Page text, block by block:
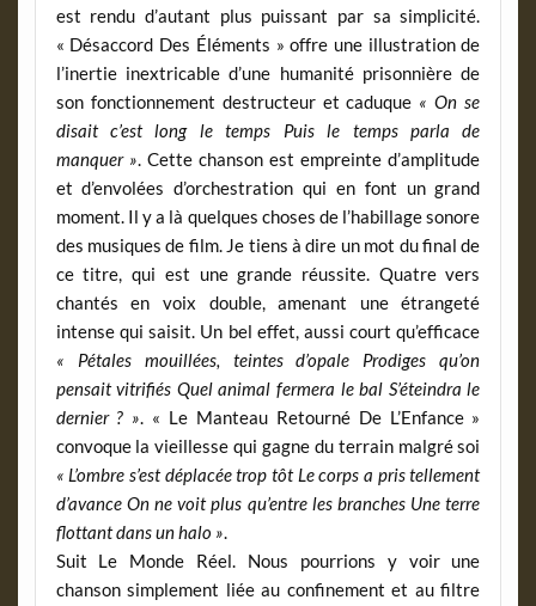
est rendu d’autant plus puissant par sa simplicité.
« Désaccord Des Éléments » offre une illustration de
l’inertie inextricable d’une humanité prisonnière de
son fonctionnement destructeur et caduque « On se
disait c’est long le temps Puis le temps parla de
manquer ». Cette chanson est empreinte d’amplitude
et d’envolées d’orchestration qui en font un grand
moment. Il y a là quelques choses de l’habillage sonore
des musiques de film. Je tiens à dire un mot du final de
ce titre, qui est une grande réussite. Quatre vers
chantés en voix double, amenant une étrangeté
intense qui saisit. Un bel effet, aussi court qu’efficace
« Pétales mouillées, teintes d’opale Prodiges qu’on
pensait vitrifiés Quel animal fermera le bal S’éteindra le
dernier ? ». « Le Manteau Retourné De L’Enfance »
convoque la vieillesse qui gagne du terrain malgré soi
« L’ombre s’est déplacée trop tôt Le corps a pris tellement
d’avance On ne voit plus qu’entre les branches Une terre
flottant dans un halo ».
Suit Le Monde Réel. Nous pourrions y voir une
chanson simplement liée au confinement et au filtre